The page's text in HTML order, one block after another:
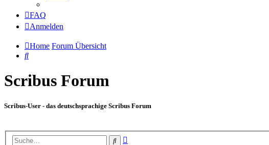
FAQ
Anmelden
Home Forum Übersicht
Suche
Scribus Forum
Scribus-User - das deutschsprachige Scribus Forum
Suche